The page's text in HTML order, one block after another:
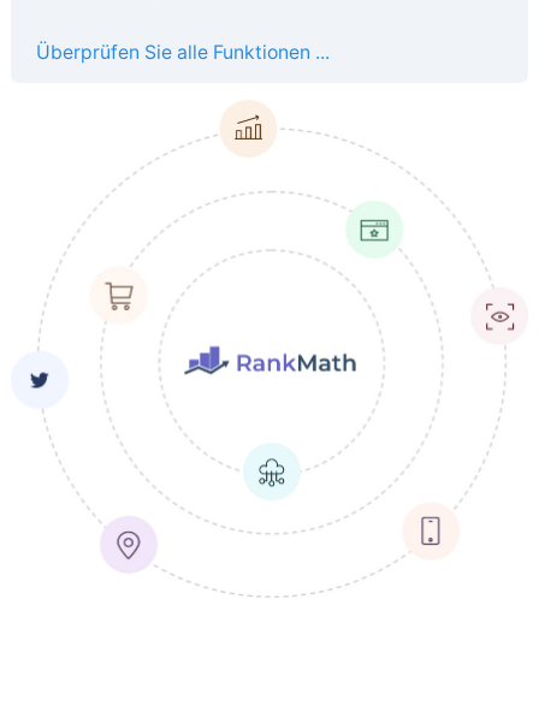
Überprüfen Sie alle Funktionen ...